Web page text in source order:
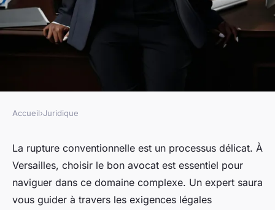
Rupture conventionnelle à
versailles : trouvez votre
avocat expert
Accueil›Juridique
La rupture conventionnelle est un processus délicat. À
Versailles, choisir le bon avocat est essentiel pour
naviguer dans ce domaine complexe. Un expert saura
vous guider à travers les exigences légales